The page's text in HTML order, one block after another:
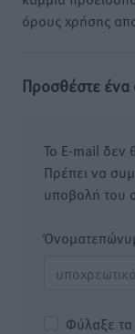
όρους χρήσης
Προσθέστε ένα
Το E-mail δεν
Πρέπει να
υποβολή του
Φύλαξε τα